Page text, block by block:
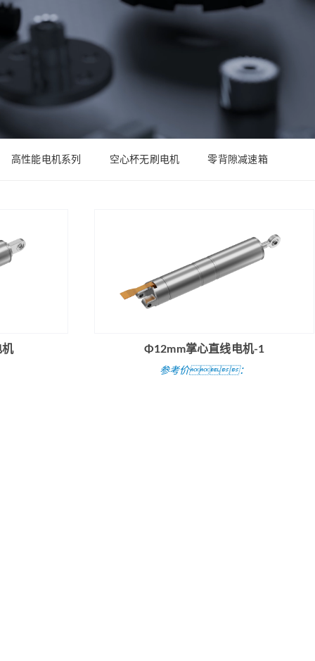
Φ16mm系列
Φ19mm系列
Φ26mm系列
Φ32mm系列
高性能电机系列 空心杯无刷电机 零背隙减速箱
立即
机 Φ12mm掌心直线电机-1
参考价：